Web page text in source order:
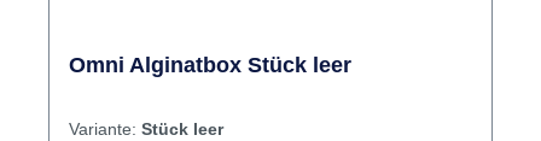
Omni Alginatbox Stück leer
Variante: Stück leer